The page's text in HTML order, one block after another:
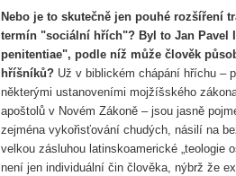
Nebo je to skutečně jen pouhé rozšíření
termín "sociální hřích"? Byl to Jan Pavel
penitentiae", podle níž může člověk
hříšníků? Už v biblickém chápání hříchu –
některými ustanoveními mojžíšského
apoštolů v Novém Zákoně – jsou jasně
zejména vykořisťování chudých, násilí na
velkou zásluhou latinskoamerické „teologie
není jen individuální čin člověka, nýbrž že